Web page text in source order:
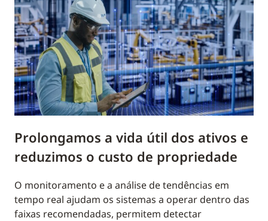
Prolongamos a vida útil dos ativos e
reduzimos o custo de propriedade
O monitoramento e a análise de tendências em
tempo real ajudam os sistemas a operar dentro das
faixas recomendadas, permitem detectar